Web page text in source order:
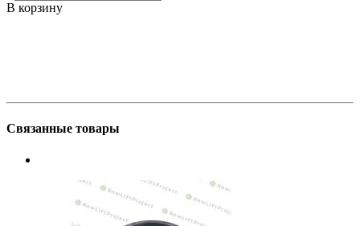
В корзину
Связанные товары